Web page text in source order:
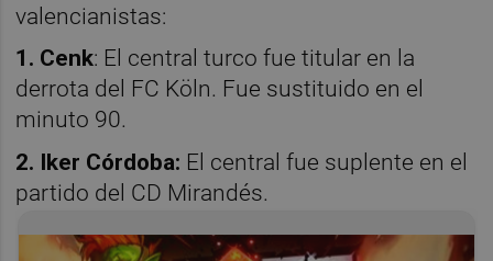
valencianistas:
1. Cenk: El central turco fue titular en la
derrota del FC Köln. Fue sustituido en el
minuto 90.
2. Iker Córdoba: El central fue suplente en el
partido del CD Mirandés.